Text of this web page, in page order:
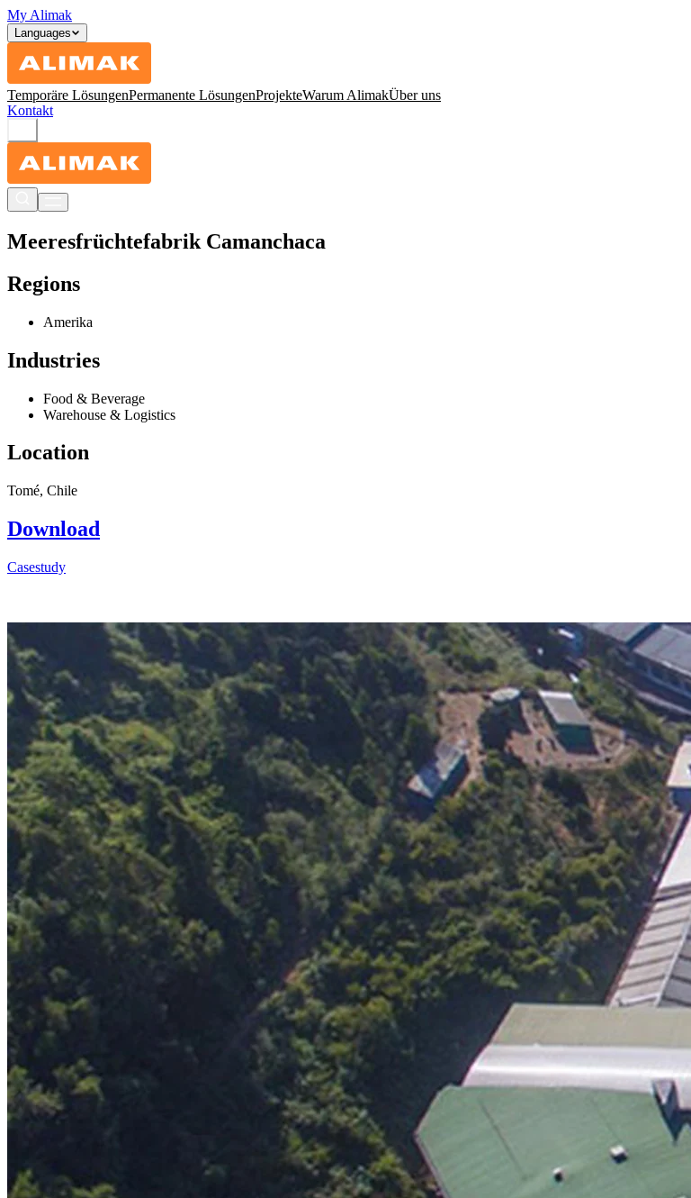
My Alimak
Languages
Temporäre LösungenPermanente LösungenProjekteWarum AlimakÜber uns
Kontakt
Meeresfrüchtefabrik Camanchaca
Regions
Amerika
Industries
Food & Beverage
Warehouse & Logistics
Location
Tomé, Chile
Download
Casestudy